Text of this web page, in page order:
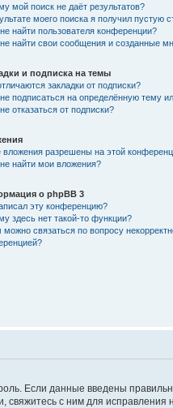
мой поиск не даёт результатов?
моего поиска я получил пустую
найти пользователя конференции?
найти свои сообщения и созданные
и подписка на темы
закладки от подписки?
подписаться на определённую тему
отказаться от подписки?
вложения разрешены на этой
найти мои вложения?
о phpBB 3
эту конференцию?
здесь нет такой-то функции?
связаться по вопросу
Если данные введены
с ним для исправления